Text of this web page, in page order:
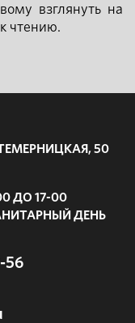
взглянуть на
чтению.
50
ДО 17-00
ДЕНЬ
56